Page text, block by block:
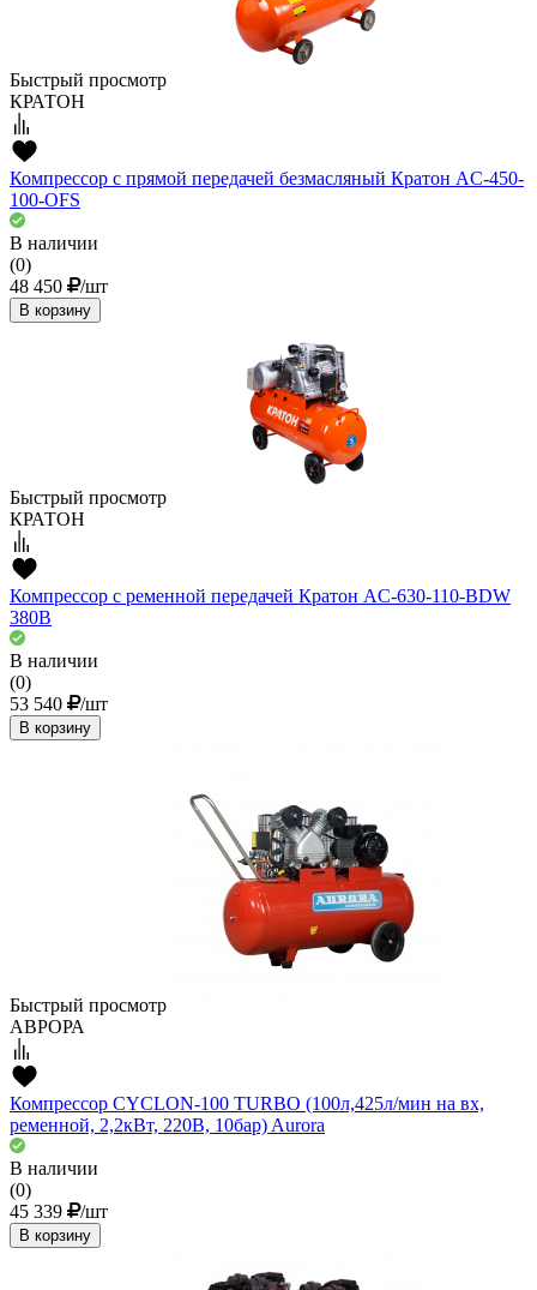
Быстрый просмотр
КРАТОН
Компрессор с прямой передачей безмасляный Кратон AC-450-
100-OFS
В наличии
(0)
48 450
/шт
В корзину
Быстрый просмотр
КРАТОН
Компрессор с ременной передачей Кратон AC-630-110-BDW
380В
В наличии
(0)
53 540
/шт
В корзину
Быстрый просмотр
АВРОРА
Компрессор CYCLON-100 TURBO (100л,425л/мин на вх,
ременной, 2,2кВт, 220В, 10бар) Aurora
В наличии
(0)
45 339
/шт
В корзину